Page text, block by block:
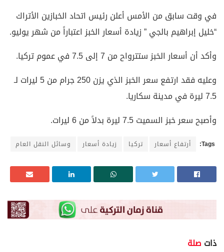
في وقت سابق من الأمس أعلن رئيس اتحاد الخبازين الأتراك
“خليل إبراهيم بالجي ” زيادة أسعار الخبز اعتباراً من شهر يوليو.
وأكد أن أسعار الخبز ستترواح من 7 إلى 7.5 في عموم تركيا.
وعليه فقد ارتفع سعر الخبز الذي يزن 250 جرام من 5 ليرات لـ
7.5 ليرة في مدينة سكاريا.
وأصبح سعر خبز السميت 7.5 ليرة بدلاً من 6 ليرات.
Tags: أرتفاع أسعار تركيا زيادة أسعار وسائل النقل العام
ذات صلة